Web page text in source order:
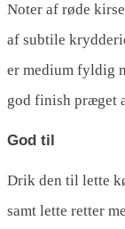
Noter af røde
af subtile
er medium fyldig
god finish præget
God til
Drik den til lette
samt lette retter